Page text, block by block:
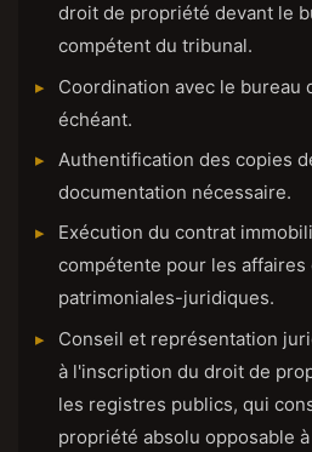
droit de propriété devant le
compétent du tribunal.
Coordination avec le bureau
échéant.
Authentification des copies
documentation nécessaire.
Exécution du contrat
compétente pour les affaires
patrimoniales-juridiques.
Conseil et représentation
à l'inscription du droit de
les registres publics, qui
propriété absolu opposable